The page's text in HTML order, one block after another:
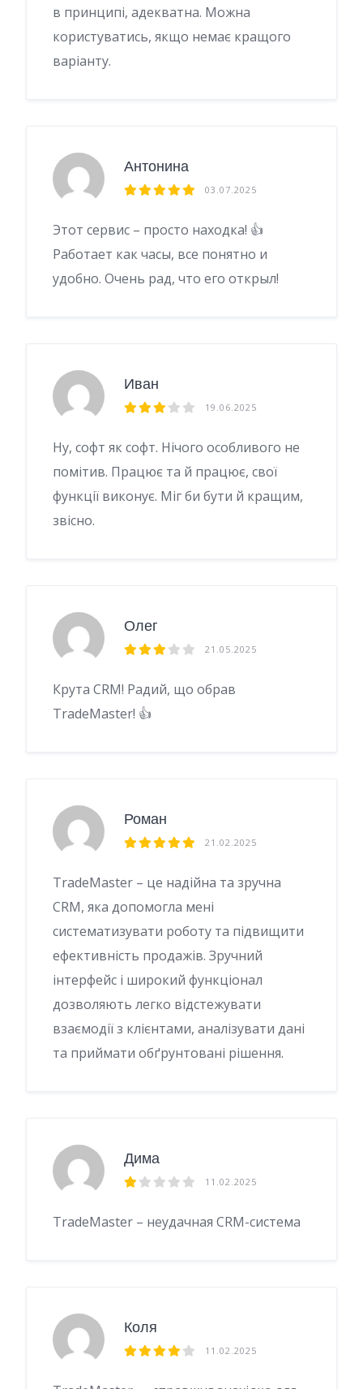
в принципі, адекватна. Можна
користуватись, якщо немає кращого
варіанту.
Антонина
03.07.2025
Этот сервис – просто находка! 👍
Работает как часы, все понятно и
удобно. Очень рад, что его открыл!
Иван
19.06.2025
Ну, софт як софт. Нічого особливого не
помітив. Працює та й працює, свої
функції виконує. Міг би бути й кращим,
звісно.
Олег
21.05.2025
Крута CRM! Радий, що обрав
TradeMaster! 👍
Роман
21.02.2025
TradeMaster – це надійна та зручна
CRM, яка допомогла мені
систематизувати роботу та підвищити
ефективність продажів. Зручний
інтерфейс і широкий функціонал
дозволяють легко відстежувати
взаємодії з клієнтами, аналізувати дані
та приймати обґрунтовані рішення.
Дима
11.02.2025
TradeMaster – неудачная CRM-система
Коля
11.02.2025